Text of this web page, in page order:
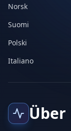
Norsk
Suomi
Polski
Italiano
Über